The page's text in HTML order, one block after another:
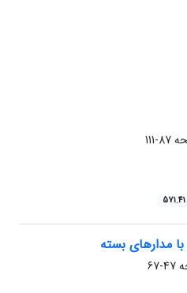
87-111
مدارهای بسته
47-67